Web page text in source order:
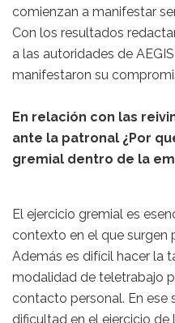
comienzan a manifestar
Con los resultados
a las autoridades de
manifestaron su
En relación con las
ante la patronal ¿Por
gremial dentro de la
El ejercicio gremial es
contexto en el que surgen
Además es difícil hacer la
modalidad de teletrabajo
contacto personal. En ese
dificultad en el ejercicio